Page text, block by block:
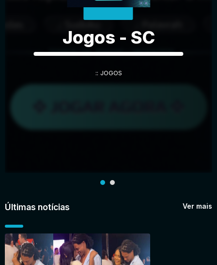
Jogos - SC
:: JOGOS
Últimas notícias Ver mais